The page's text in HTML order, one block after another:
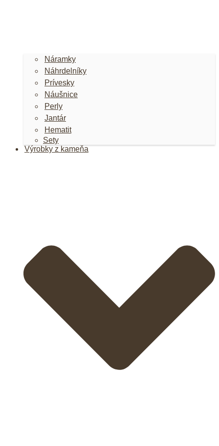
Náramky
Náhrdelníky
Prívesky
Náušnice
Perly
Jantár
Hematit
Sety
Výrobky z kameňa